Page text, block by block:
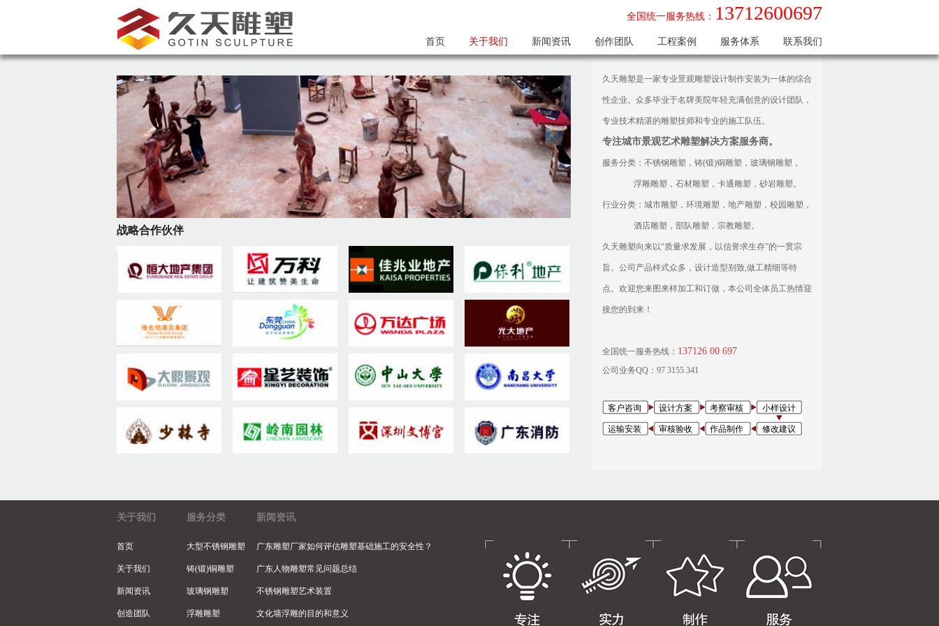
全国统一服务热线： 13712600697
首页 关于我们 新闻资讯 创作团队 工程案例 服务体系 联系我们
久天雕塑是一家专业景观雕塑设计制作安装为一体的综合
性企业。众多毕业于名牌美院年轻充满创意的设计团队，
专业技术精湛的雕塑技师和专业的施工队伍。
专注城市景观艺术雕塑解决方案服务商。
服务分类：不锈钢雕塑，铸(锻)铜雕塑，玻璃钢雕塑，
浮雕雕塑，石材雕塑，卡通雕塑，砂岩雕塑。
行业分类：城市雕塑，环境雕塑，地产雕塑，校园雕塑，
酒店雕塑，部队雕塑，宗教雕塑。
久天雕塑向来以“质量求发展，以信誉求生存”的一贯宗
旨。公司产品样式众多，设计造型别致,做工精细等特
点。欢迎您来图来样加工和订做，本公司全体员工热情迎
接您的到来！
全国统一服务热线： 137126 00 697
公司业务QQ：97 3155 341
客户咨询 设计方案 考察审核 小样设计
运输安装 审核验收 作品制作 修改建议
战略合作伙伴
关于我们
首页
关于我们
新闻资讯
创造团队
服务分类
大型不锈钢雕塑
铸(锻)铜雕塑
玻璃钢雕塑
浮雕雕塑
新闻资讯
广东雕塑厂家如何评估雕塑基础施工的安全性？
广东人物雕塑常见问题总结
不锈钢雕塑艺术装置
文化墙浮雕的目的和意义